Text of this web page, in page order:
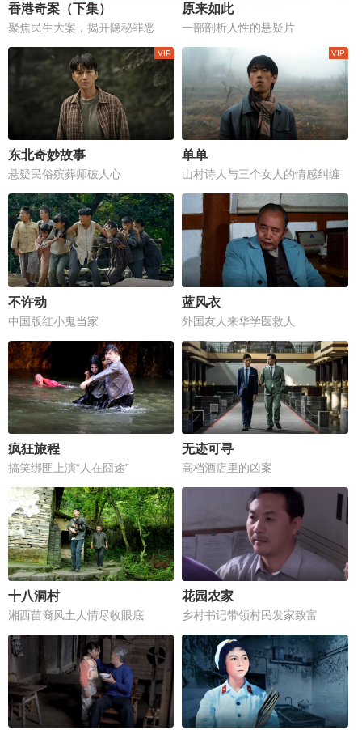
香港奇案（下集）
聚焦民生大案，揭开隐秘罪恶
原来如此
一部剖析人性的悬疑片
东北奇妙故事
悬疑民俗殡葬师破人心
单单
山村诗人与三个女人的情感纠缠
不许动
中国版红小鬼当家
蓝风衣
外国友人来华学医救人
疯狂旅程
搞笑绑匪上演“人在囧途”
无迹可寻
高档酒店里的凶案
十八洞村
湘西苗裔风土人情尽收眼底
花园农家
乡村书记带领村民发家致富